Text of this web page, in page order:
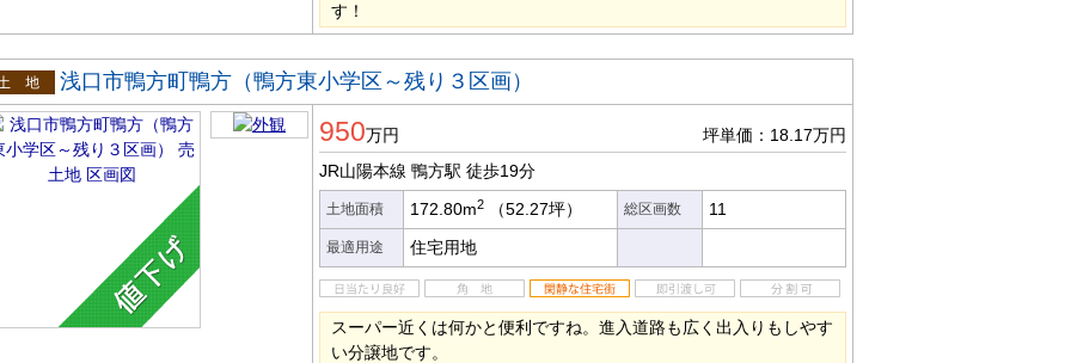
す！
地
浅口市鴨方町鴨方（鴨方東小学区～残り３区画）
950万円
坪単価：18.17万円
JR山陽本線 鴨方駅 徒歩19分
土地面積 172.80m2 （52.27坪） 総区画数 11
最適用途 住宅用地
スーパー近くは何かと便利ですね。進入道路も広く出入りもしやす
い分譲地です。